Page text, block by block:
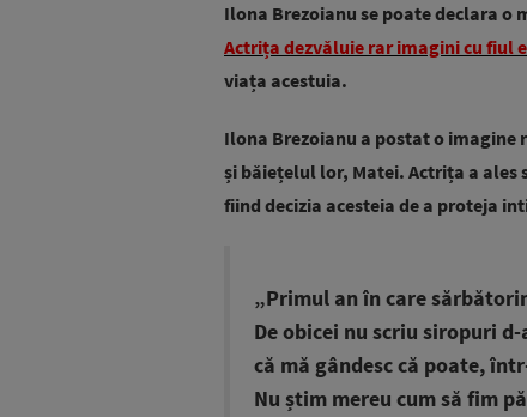
Ilona Brezoianu se poate declara o
Actrița dezvăluie rar imagini cu fiul
viața acestuia.
Ilona Brezoianu a postat o imagine
și băiețelul lor, Matei. Actrița a ales
fiind decizia acesteia de a proteja
„Primul an în care
De obicei nu scriu siropuri
că mă gândesc că poate,
Nu știm mereu cum să fim